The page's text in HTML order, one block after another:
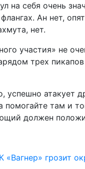
на себя очень
Ан нет,
нет.
участия» не
трех
атакует
там и
должен
грозит